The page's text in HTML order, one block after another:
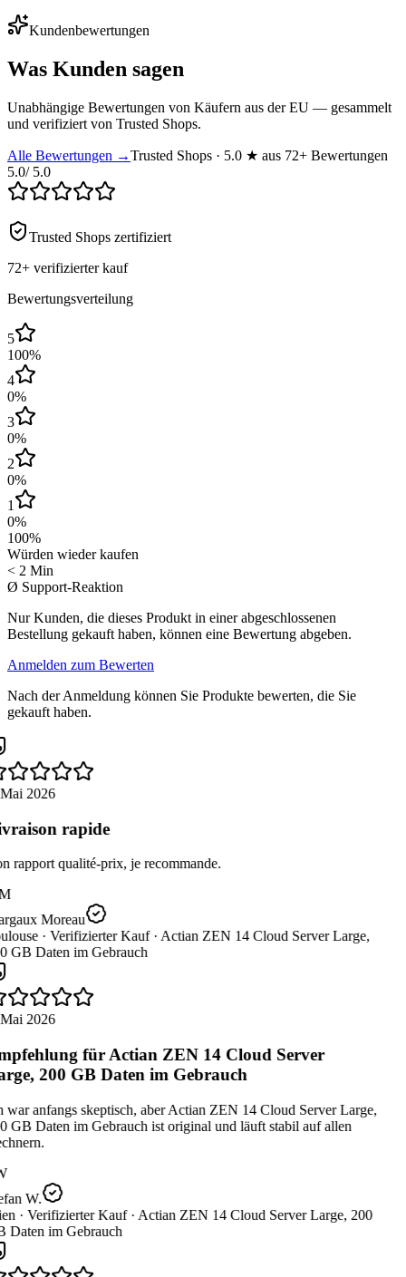
Kundenbewertungen
Was Kunden sagen
Unabhängige Bewertungen von Käufern aus der EU — gesammelt
und verifiziert von Trusted Shops.
Alle Bewertungen →Trusted Shops · 5.0 ★ aus 72+ Bewertungen
5.0/ 5.0
Trusted Shops zertifiziert
72+ verifizierter kauf
Bewertungsverteilung
5
100%
4
0%
3
0%
2
0%
1
0%
100%
Würden wieder kaufen
< 2 Min
Ø Support-Reaktion
Nur Kunden, die dieses Produkt in einer abgeschlossenen
Bestellung gekauft haben, können eine Bewertung abgeben.
Anmelden zum Bewerten
Nach der Anmeldung können Sie Produkte bewerten, die Sie
gekauft haben.
2026
rapide
rapport qualité-prix, je recommande.
Moreau
· Verifizierter Kauf · Actian ZEN 14 Cloud Server Large,
GB Daten im Gebrauch
2026
für Actian ZEN 14 Cloud Server
200 GB Daten im Gebrauch
war anfangs skeptisch, aber Actian ZEN 14 Cloud Server Large,
GB Daten im Gebrauch ist original und läuft stabil auf allen
W.
· Verifizierter Kauf · Actian ZEN 14 Cloud Server Large, 200
Daten im Gebrauch